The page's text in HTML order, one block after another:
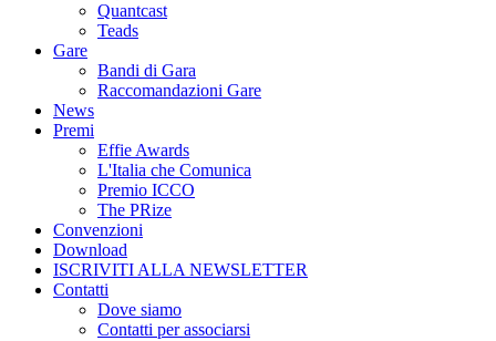
Quantcast
Teads
Gare
Bandi di Gara
Raccomandazioni Gare
News
Premi
Effie Awards
L'Italia che Comunica
Premio ICCO
The PRize
Convenzioni
Download
ISCRIVITI ALLA NEWSLETTER
Contatti
Dove siamo
Contatti per associarsi